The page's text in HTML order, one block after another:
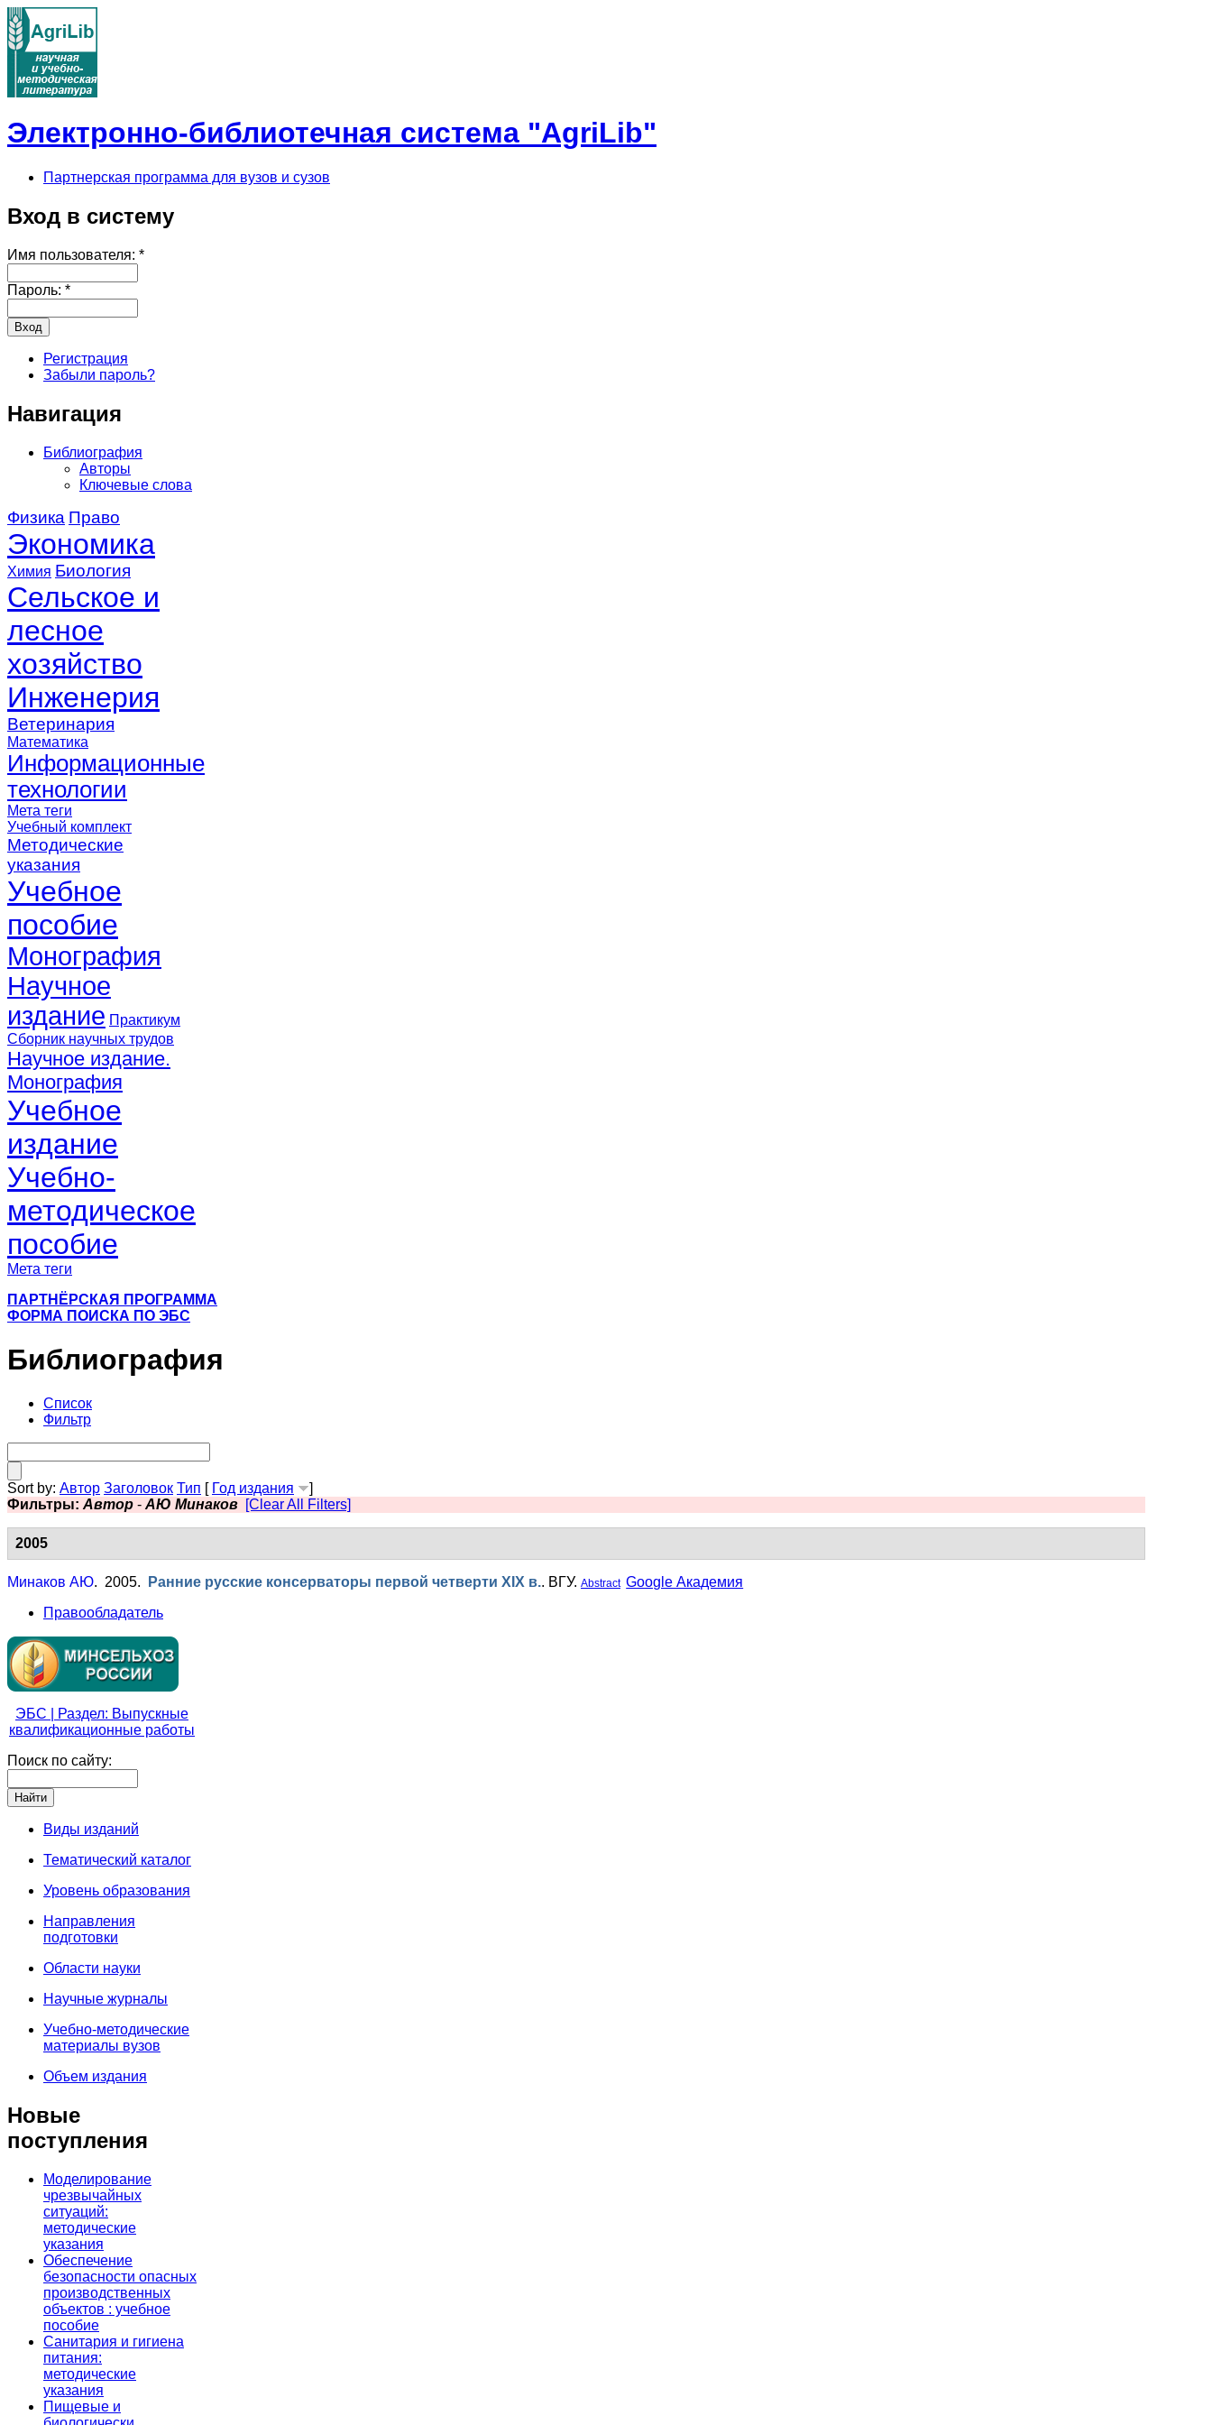
Электронно-библиотечная система "AgriLib"
Партнерская программа для вузов и сузов
Вход в систему
Имя пользователя: *
Пароль: *
Регистрация
Забыли пароль?
Навигация
Библиография
Авторы
Ключевые слова
Физика Право
Экономика
Химия Биология
Сельское и
лесное
хозяйство
Инженерия
Ветеринария
Математика
Информационные
технологии
Мета теги
Учебный комплект
Методические
указания
Учебное
пособие
Монография
Научное
издание Практикум
Сборник научных трудов
Научное издание.
Монография
Учебное
издание
Учебно-
методическое
пособие
Мета теги
ПАРТНЁРСКАЯ ПРОГРАММА
ФОРМА ПОИСКА ПО ЭБС
Библиография
Список
Фильтр
Sort by: Автор Заголовок Тип [ Год издания
]
Фильтры: Автор - АЮ Минаков [Clear All Filters]
2005
Минаков АЮ. 2005. Ранние русские консерваторы первой четверти XIX в.. ВГУ. Abstract Google Академия
Правообладатель
ЭБС | Раздел: Выпускные
квалификационные работы
Поиск по сайту:
Виды изданий
Тематический каталог
Уровень образования
Направления
подготовки
Области науки
Научные журналы
Учебно-методические
материалы вузов
Объем издания
Новые
поступления
Моделирование
чрезвычайных
ситуаций:
методические
указания
Обеспечение
безопасности опасных
производственных
объектов : учебное
пособие
Санитария и гигиена
питания:
методические
указания
Пищевые и